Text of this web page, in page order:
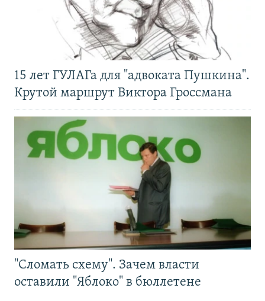
15 лет ГУЛАГа для "адвоката Пушкина".
Крутой маршрут Виктора Гроссмана
"Сломать схему". Зачем власти
оставили "Яблоко" в бюллетене